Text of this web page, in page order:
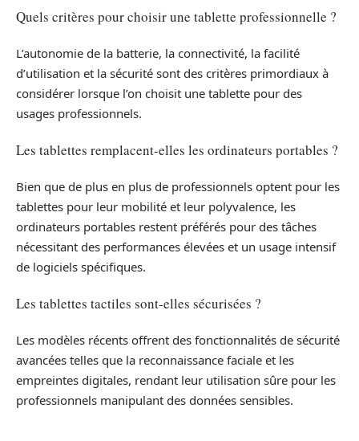
Quels critères pour choisir une tablette professionnelle ?
L’autonomie de la batterie, la connectivité, la facilité
d’utilisation et la sécurité sont des critères primordiaux à
considérer lorsque l’on choisit une tablette pour des
usages professionnels.
Les tablettes remplacent-elles les ordinateurs portables ?
Bien que de plus en plus de professionnels optent pour les
tablettes pour leur mobilité et leur polyvalence, les
ordinateurs portables restent préférés pour des tâches
nécessitant des performances élevées et un usage intensif
de logiciels spécifiques.
Les tablettes tactiles sont-elles sécurisées ?
Les modèles récents offrent des fonctionnalités de sécurité
avancées telles que la reconnaissance faciale et les
empreintes digitales, rendant leur utilisation sûre pour les
professionnels manipulant des données sensibles.